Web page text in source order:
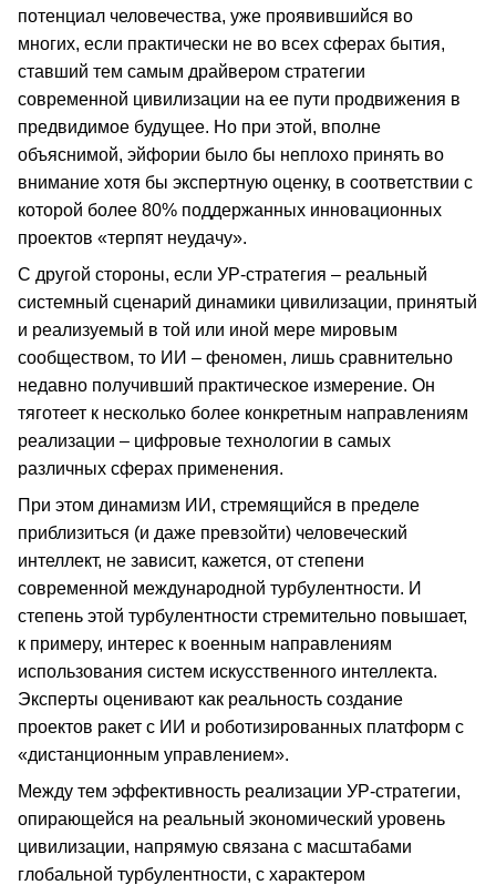
потенциал человечества, уже проявившийся во
многих, если практически не во всех сферах бытия,
ставший тем самым драйвером стратегии
современной цивилизации на ее пути продвижения в
предвидимое будущее. Но при этой, вполне
объяснимой, эйфории было бы неплохо принять во
внимание хотя бы экспертную оценку, в соответствии с
которой более 80% поддержанных инновационных
проектов «терпят неудачу».
С другой стороны, если УР-стратегия – реальный
системный сценарий динамики цивилизации, принятый
и реализуемый в той или иной мере мировым
сообществом, то ИИ – феномен, лишь сравнительно
недавно получивший практическое измерение. Он
тяготеет к несколько более конкретным направлениям
реализации – цифровые технологии в самых
различных сферах применения.
При этом динамизм ИИ, стремящийся в пределе
приблизиться (и даже превзойти) человеческий
интеллект, не зависит, кажется, от степени
современной международной турбулентности. И
степень этой турбулентности стремительно повышает,
к примеру, интерес к военным направлениям
использования систем искусственного интеллекта.
Эксперты оценивают как реальность создание
проектов ракет с ИИ и роботизированных платформ с
«дистанционным управлением».
Между тем эффективность реализации УР-стратегии,
опирающейся на реальный экономический уровень
цивилизации, напрямую связана с масштабами
глобальной турбулентности, с характером